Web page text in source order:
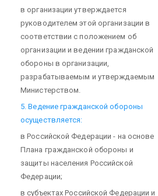
в организации утверждается
руководителем этой организации в
соответствии с положением об
организации и ведении гражданской
обороны в организации,
разрабатываемым и утверждаемым
Министерством.
5. Ведение гражданской обороны
осуществляется:
в Российской Федерации - на основе
Плана гражданской обороны и
защиты населения Российской
Федерации;
в субъектах Российской Федерации и